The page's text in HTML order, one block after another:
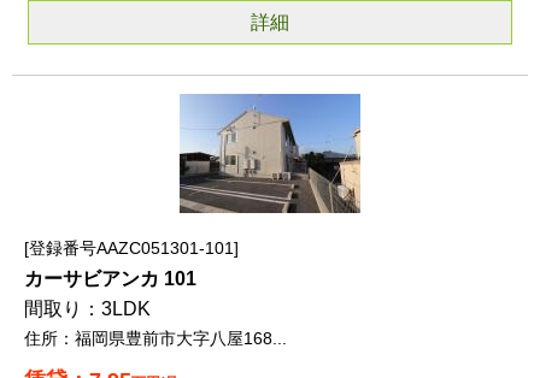
詳細
登録番号AAZC051301-101
カーサビアンカ 101
3LDK
福岡県豊前市大字八屋168...